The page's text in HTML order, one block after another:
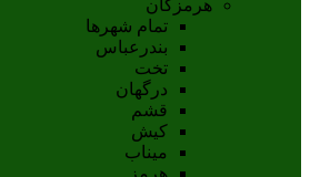
هرمزگان
تمام شهر‌ها
بندرعباس
تخت
درگهان
قشم
کيش
ميناب
هرمز